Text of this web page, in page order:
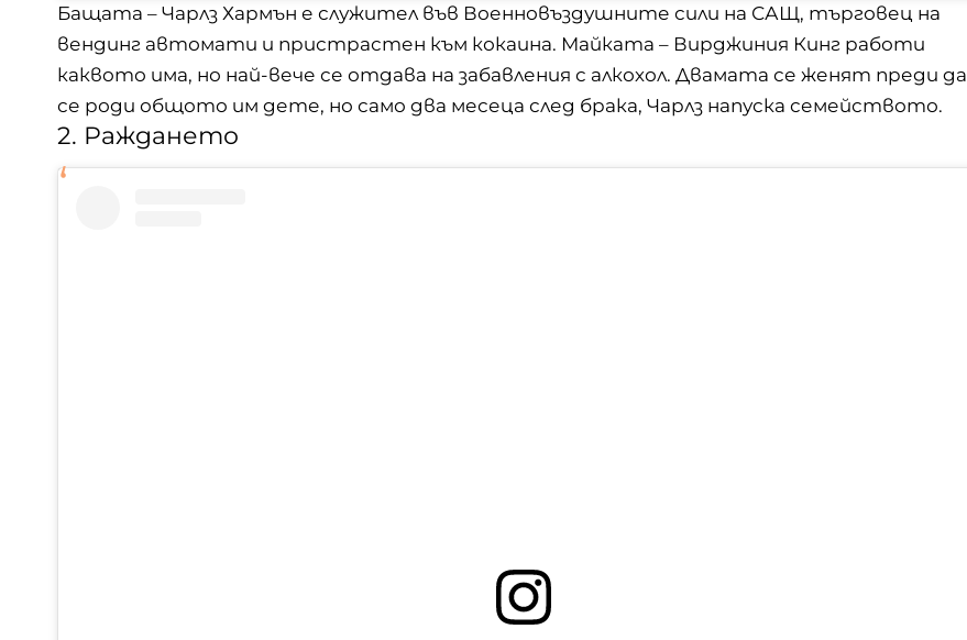
Бащата – Чарлз Хармън е служител във Военновъздушните сили на САЩ, търговец на
вендинг автомати и пристрастен към кокаина. Майката – Вирджиния Кинг работи
каквото има, но най-вече се отдава на забавления с алкохол. Двамата се женят преди да
се роди общото им дете, но само два месеца след брака, Чарлз напуска семейството.
2. Раждането